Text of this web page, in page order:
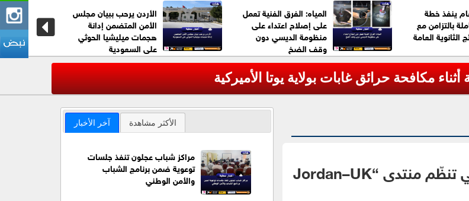
ينفذ خطة
بالتزامن مع
الثانوية العامة
المياه: الفرق الفنية تعمل
على إصلاح اعتداء على
منظومة الديسي دون
وقف الضخ
الأردن يرحب ببيان مجلس
الأمن المتضمن إدانة
هجمات ميليشيا الحوثي
على السعودية
مكافحة حرائق غابات بولاية يوتا الأميركية
برعاية سمو ولي العهد.. وزارة الاقتصاد الرقمي تنظّم منتدى “Jordan–UK
آخر الأخبار الأكثر مشاهدة
مراكز شباب عجلون تنفذ جلسات
توعوية ضمن برنامج الشباب
والأمن الوطني